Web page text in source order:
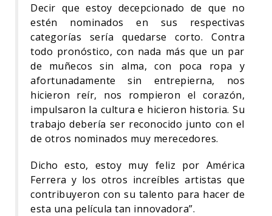
Decir que estoy decepcionado de que no
estén nominados en sus respectivas
categorías sería quedarse corto. Contra
todo pronóstico, con nada más que un par
de muñecos sin alma, con poca ropa y
afortunadamente sin entrepierna, nos
hicieron reír, nos rompieron el corazón,
impulsaron la cultura e hicieron historia. Su
trabajo debería ser reconocido junto con el
de otros nominados muy merecedores.
Dicho esto, estoy muy feliz por América
Ferrera y los otros increíbles artistas que
contribuyeron con su talento para hacer de
esta una película tan innovadora”.